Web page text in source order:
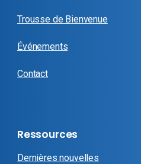
Trousse de Bienvenue
Événements
Contact
Ressources
Dernières nouvelles